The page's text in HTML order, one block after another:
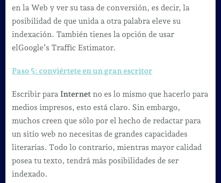
en la Web y ver su tasa de conversión, es decir, la
posibilidad de que unida a otra palabra eleve su
indexación. También tienes la opción de usar
elGoogle’s Traffic Estimator.
Paso 5: conviértete en un gran escritor
Escribir para Internetno es lo mismo que hacerlo para
medios impresos, esto está claro. Sin embargo,
muchos creen que sólo por el hecho de redactar para
un sitio web no necesitas de grandes capacidades
literarias. Todo lo contrario, mientras mayor calidad
posea tu texto, tendrá más posibilidades de ser
indexado.